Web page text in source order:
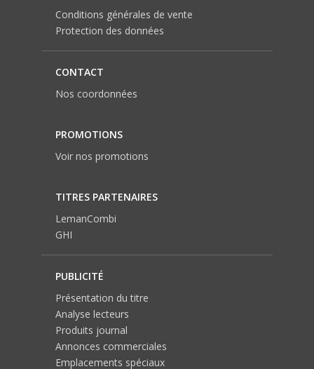
Conditions générales de vente
Protection des données
CONTACT
Nos coordonnées
PROMOTIONS
Voir nos promotions
TITRES PARTENAIRES
LemanCombi
GHI
PUBLICITÉ
Présentation du titre
Analyse lecteurs
Produits journal
Annonces commerciales
Emplacements spéciaux